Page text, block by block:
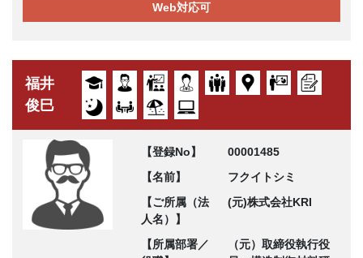
Web対応可
福井
俊巳
【登録No】
00001485
【名前】
フクイトシミ
【ご所属（法
人名）】
(元)株式会社KRI
【所属部署／
（元）取締役執行役